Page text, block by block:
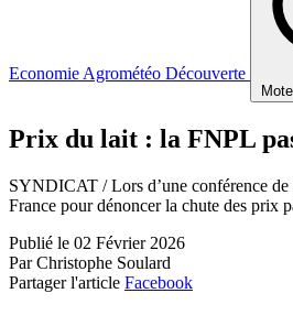
Economie Agrométéo Découverte
Prix du lait : la FNPL
SYNDICAT / Lors d’une conférence de
France pour dénoncer la chute des prix
Publié le 02 Février 2026
Par Christophe Soulard
Partager l'article Facebook